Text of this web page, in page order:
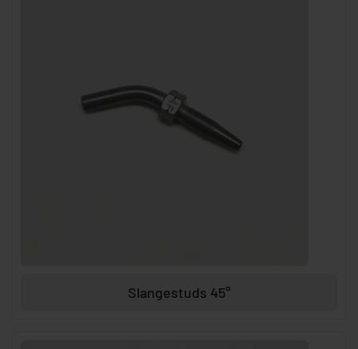
Slangestuds 45°